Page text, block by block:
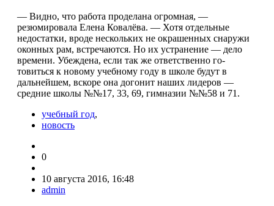
— Видно, что работа проделана огромная, —
резюмировала Елена Ковалёва. — Хотя отдельные
недостатки, вроде нескольких не окрашенных снаружи
оконных рам, встречаются. Но их устранение — дело
времени. Убеждена, если так же ответственно го­
товиться к новому учебному году в школе будут в
дальнейшем, вскоре она догонит наших лидеров —
средние школы №№17, 33, 69, гимназии №№58 и 71.
учебный год,
новость
0
10 августа 2016, 16:48
admin